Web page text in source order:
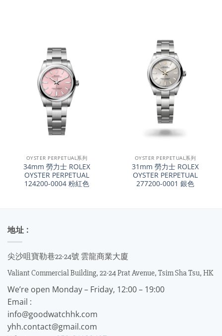
OYSTER PERPETUAL系列
34mm 勞力士 ROLEX
OYSTER PERPETUAL
124200-0004 粉紅色
OYSTER PERPETUAL系列
31mm 勞力士 ROLEX
OYSTER PERPETUAL
277200-0001 銀色
地址 :
尖沙咀寶勒巷22-24號 雲龍商業大廈
Valiant Commercial Building, 22-24 Prat Avenue, Tsim Sha Tsu, HK
We’re open Monday – Friday, 12:00 – 19:00
Email :
info@goodwatchhk.com
yhh.contact@gmail.com